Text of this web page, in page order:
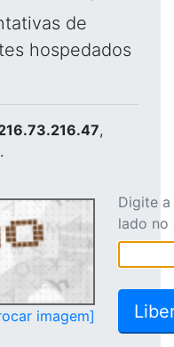
de
hospedados
,
imagem]
Digite
lado no